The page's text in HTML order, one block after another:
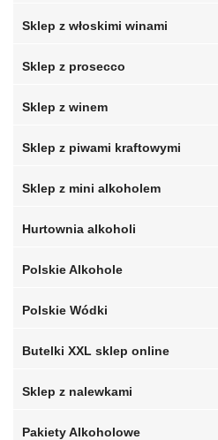
Sklep z włoskimi winami
Sklep z prosecco
Sklep z winem
Sklep z piwami kraftowymi
Sklep z mini alkoholem
Hurtownia alkoholi
Polskie Alkohole
Polskie Wódki
Butelki XXL sklep online
Sklep z nalewkami
Pakiety Alkoholowe